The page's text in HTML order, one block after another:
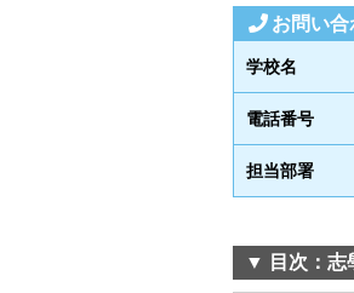
お問い合
学校名
電話番号
担当部署
▼ 目次：志